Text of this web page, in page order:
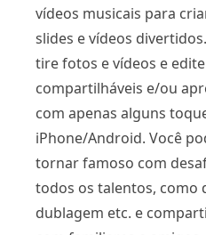
vídeos musicais para
slides e vídeos
tire fotos e vídeos e
compartilháveis ​​e/ou
com apenas alguns
iPhone/Android. Você
tornar famoso com
todos os talentos, como
dublagem etc. e